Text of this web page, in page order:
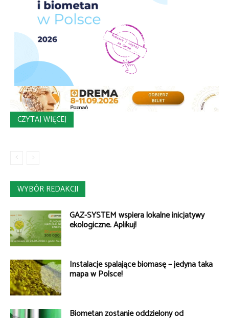
CZYTAJ WIĘCEJ
WYBÓR REDAKCJI
GAZ-SYSTEM wspiera lokalne inicjatywy
ekologiczne. Aplikuj!
Instalacje spalające biomasę – jedyna taka
mapa w Polsce!
Biometan zostanie oddzielony od